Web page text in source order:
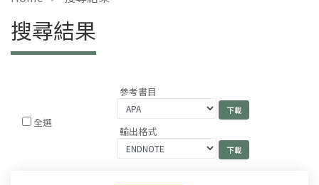
搜尋結果
全選
參考書目
輸出格式